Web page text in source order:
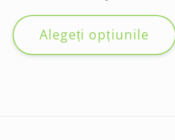
obișnuit
Alegeți opțiunile